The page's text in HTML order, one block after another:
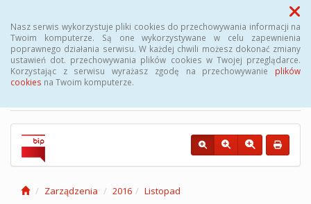
Nasz serwis wykorzystuje pliki cookies do przechowywania informacji na
Twoim komputerze. Są one wykorzystywane w celu zapewnienia
poprawnego działania serwisu. W każdej chwili możesz dokonać zmiany
ustawień dot. przechowywania plików cookies w Twojej przeglądarce.
Korzystając z serwisu wyrażasz zgodę na przechowywanie plików
cookies na Twoim komputerze.
Menu
Biuletyn Informacji
Publicznej Gminy Kęsowo
Zarządzenia 2016 Listopad